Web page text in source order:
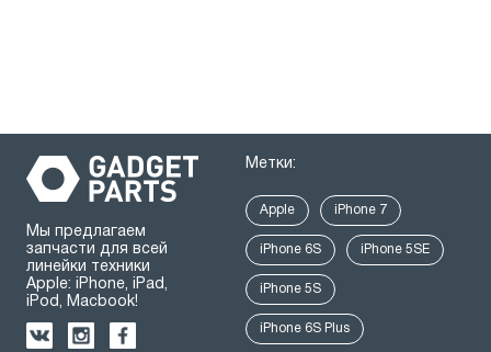
Мы предлагаем
запчасти для всей
линейки техники
Apple: iPhone, iPad,
iPod, Macbook!
Метки:
Apple iPhone 7
iPhone 6S iPhone 5SE
iPhone 5S
iPhone 6S Plus